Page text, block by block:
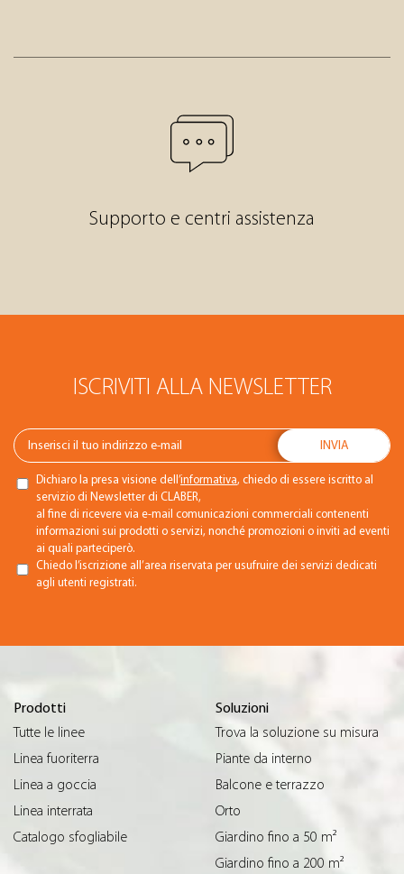
Supporto e centri assistenza
ISCRIVITI ALLA NEWSLETTER
Dichiaro la presa visione dell’informativa, chiedo di essere iscritto al
servizio di Newsletter di CLABER,
al fine di ricevere via e-mail comunicazioni commerciali contenenti
informazioni sui prodotti o servizi, nonché promozioni o inviti ad eventi
ai quali parteciperò.
Chiedo l’iscrizione all’area riservata per usufruire dei servizi dedicati
agli utenti registrati.
Prodotti
Tutte le linee
Linea fuoriterra
Linea a goccia
Linea interrata
Catalogo sfogliabile
Soluzioni
Trova la soluzione su misura
Piante da interno
Balcone e terrazzo
Orto
Giardino fino a 50 m²
Giardino fino a 200 m²